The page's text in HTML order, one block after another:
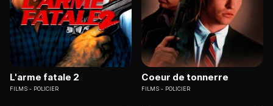
L'arme fatale 2
FILMS POLICIER
Coeur de tonnerre
FILMS POLICIER